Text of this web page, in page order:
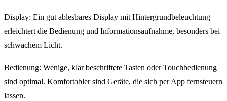
Display: Ein gut ablesbares Display mit Hintergrundbeleuchtung
erleichtert die Bedienung und Informationsaufnahme, besonders bei
schwachem Licht.
Bedienung: Wenige, klar beschriftete Tasten oder Touchbedienung
sind optimal. Komfortabler sind Geräte, die sich per App fernsteuern
lassen.